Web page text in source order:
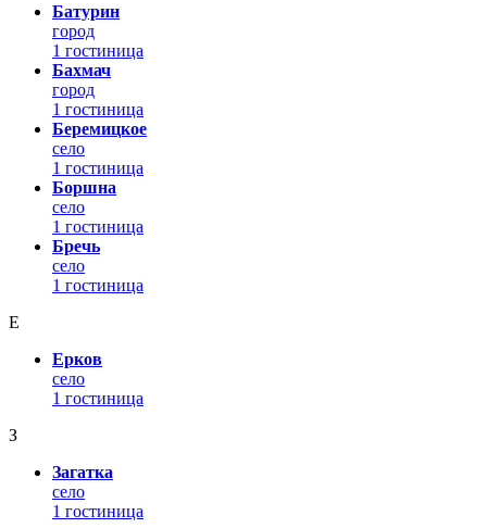
Батурин
город
1 гостиница
Бахмач
город
1 гостиница
Беремицкое
село
1 гостиница
Боршна
село
1 гостиница
Бречь
село
1 гостиница
Е
Ерков
село
1 гостиница
З
Загатка
село
1 гостиница